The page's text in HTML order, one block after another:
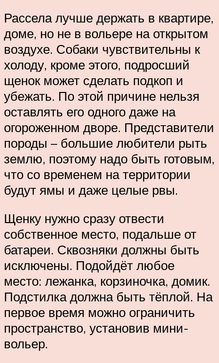
Рассела лучше держать в квартире,
доме, но не в вольере на открытом
воздухе. Собаки чувствительны к
холоду, кроме этого, подросший
щенок может сделать подкоп и
убежать. По этой причине нельзя
оставлять его одного даже на
огороженном дворе. Представители
породы – большие любители рыть
землю, поэтому надо быть готовым,
что со временем на территории
будут ямы и даже целые рвы.
Щенку нужно сразу отвести
собственное место, подальше от
батареи. Сквозняки должны быть
исключены. Подойдёт любое
место: лежанка, корзиночка, домик.
Подстилка должна быть тёплой. На
первое время можно ограничить
пространство, установив мини-
вольер.